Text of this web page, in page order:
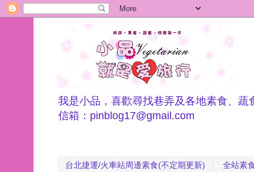
我是小品，喜歡尋找巷弄及各地素食、
信箱：pinblog17@gmail.com
台北捷運/火車站周邊素食(不定期更新) 全站素